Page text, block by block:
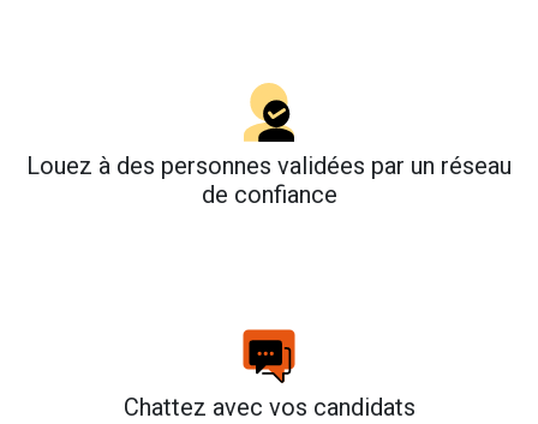
Louez à des personnes validées par un réseau
de confiance
Chattez avec vos candidats